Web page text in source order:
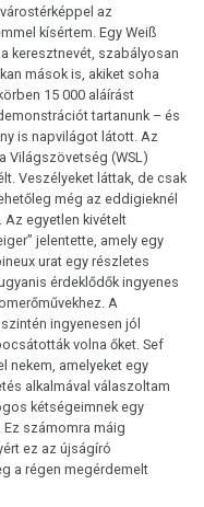
az
kísértem. Egy Weiß
keresztnevét, szabályosan
mások is, akiket soha
15 000 aláírást
tartanunk – és
is napvilágot látott. Az
Világszövetség (WSL)
Veszélyeket láttak, de csak
még az eddigieknél
egyetlen kivételt
jelentette, amely egy
urat egy részletes
érdeklődők ingyenes
A
ingyenesen jól
volna őket. Sef
nekem, amelyeket egy
alkalmával válaszoltam
kétségeimnek egy
számomra máig
ez az újságíró
a régen megérdemelt